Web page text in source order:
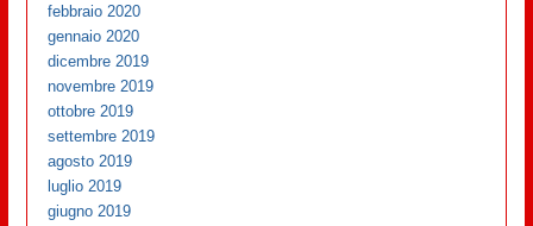
febbraio 2020
gennaio 2020
dicembre 2019
novembre 2019
ottobre 2019
settembre 2019
agosto 2019
luglio 2019
giugno 2019